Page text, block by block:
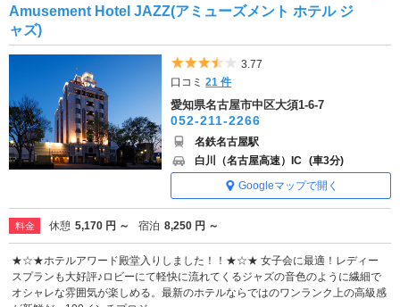
Amusement Hotel JAZZ(アミューズメント ホテル ジ
ャズ)
5つ星のうち3.5
3.77
口コミ21 件
愛知県名古屋市中区大須1-6-7
052-211-2266
名鉄名古屋駅
白川（名古屋高速）IC (車3分)
Googleマップで開く
料金 休憩 5,170 円 ～ 宿泊 8,250 円 ～
★☆★ホテルアワード殿堂入りしました！！★☆★ 女子会に最適！レディー
スプランも大好評♪ロビーにて軽快に流れてくるジャズの音色のように繊細で
オシャレな雰囲気が楽しめる。最新のホテルならではのワンランク上の高級感